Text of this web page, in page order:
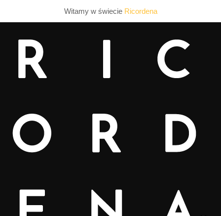
Witamy w świecie Ricordena